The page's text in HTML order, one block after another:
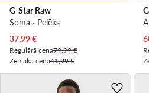
G-Star Raw
Soma · Pelēks
Pašreizējā cena
37,99€
Regulārā cena79,99 €
Zemākā cena41,99 €